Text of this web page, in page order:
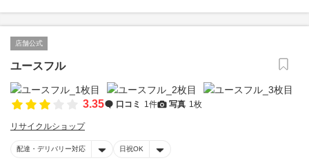
店舗公式
ユースフル
3.35 口コミ 1件 写真 1枚
リサイクルショップ
配達・デリバリー対応 日祝OK